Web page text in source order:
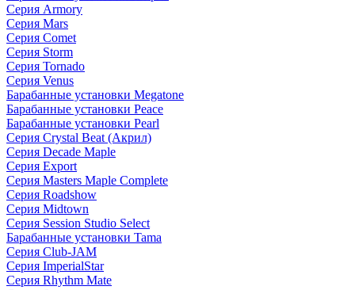
Серия Armory
Серия Mars
Серия Comet
Серия Storm
Серия Tornado
Серия Venus
Барабанные установки Megatone
Барабанные установки Peace
Барабанные установки Pearl
Серия Crystal Beat (Акрил)
Серия Decade Maple
Серия Export
Серия Masters Maple Complete
Серия Roadshow
Серия Midtown
Серия Session Studio Select
Барабанные установки Tama
Серия Club-JAM
Серия ImperialStar
Серия Rhythm Mate